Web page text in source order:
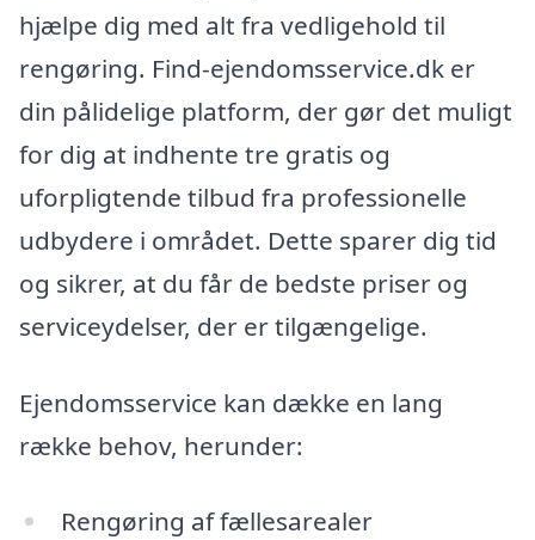
hjælpe dig med alt fra vedligehold til
rengøring. Find-ejendomsservice.dk er
din pålidelige platform, der gør det muligt
for dig at indhente tre gratis og
uforpligtende tilbud fra professionelle
udbydere i området. Dette sparer dig tid
og sikrer, at du får de bedste priser og
serviceydelser, der er tilgængelige.
Ejendomsservice kan dække en lang
række behov, herunder:
Rengøring af fællesarealer